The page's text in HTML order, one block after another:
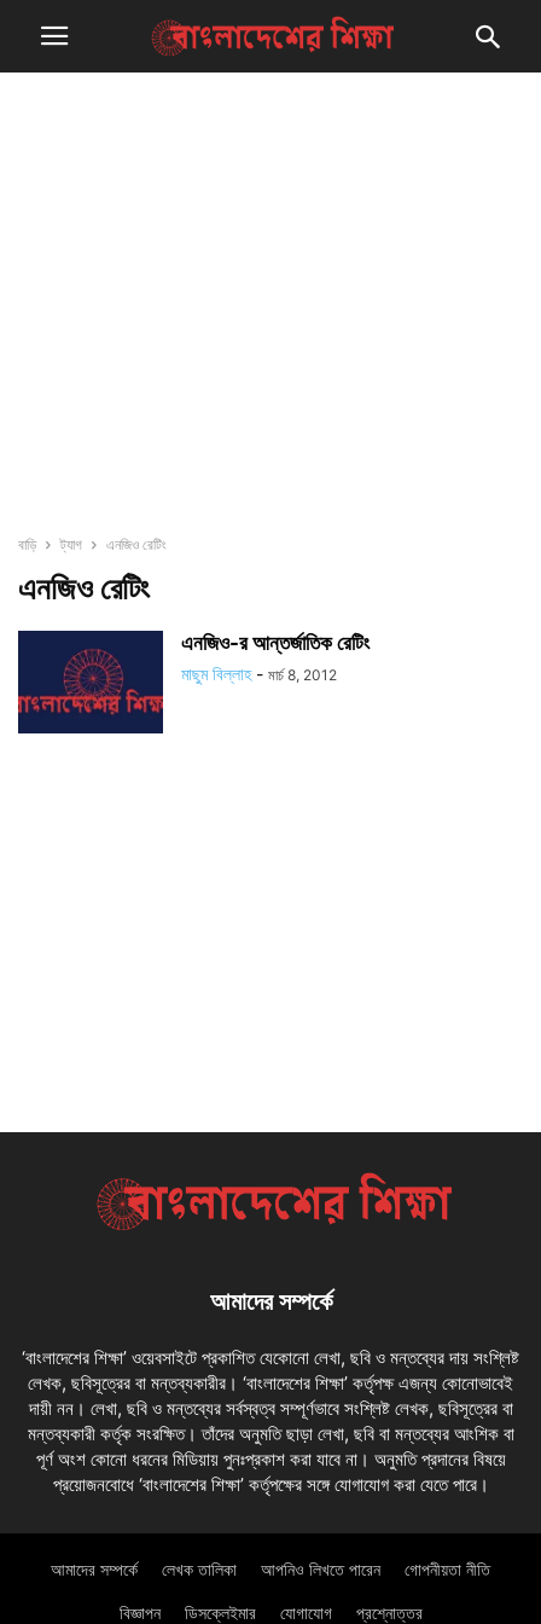
বাড়ি ট্যাগ এনজিও রেটিং
এনজিও রেটিং
এনজিও-র আন্তর্জাতিক রেটিং
মাছুম বিল্লাহ - মার্চ 8, 2012
আমাদের সম্পর্কে
‘বাংলাদেশের শিক্ষা’ ওয়েবসাইটে প্রকাশিত যেকোনো লেখা, ছবি ও মন্তব্যের দায় সংশ্লিষ্ট
লেখক, ছবিসূত্রের বা মন্তব্যকারীর। ‘বাংলাদেশের শিক্ষা’ কর্তৃপক্ষ এজন্য কোনোভাবেই
দায়ী নন। লেখা, ছবি ও মন্তব্যের সর্বস্বত্ব সম্পূর্ণভাবে সংশ্লিষ্ট লেখক, ছবিসূত্রের বা
মন্তব্যকারী কর্তৃক সংরক্ষিত। তাঁদের অনুমতি ছাড়া লেখা, ছবি বা মন্তব্যের আংশিক বা
পূর্ণ অংশ কোনো ধরনের মিডিয়ায় পুনঃপ্রকাশ করা যাবে না। অনুমতি প্রদানের বিষয়ে
প্রয়োজনবোধে ‘বাংলাদেশের শিক্ষা’ কর্তৃপক্ষের সঙ্গে যোগাযোগ করা যেতে পারে।
আমাদের সম্পর্কে লেখক তালিকা আপনিও লিখতে পারেন গোপনীয়তা নীতি
বিজ্ঞাপন ডিসক্লেইমার যোগাযোগ প্রশ্নোত্তর